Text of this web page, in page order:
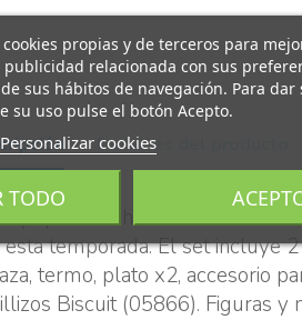
Detalles del producto
¡Son los hermanos de la
temporada. El set incluye
termo, plato x2, accesorio
Biscuit (05866). Figuras y
propias y de terceros para
relacionada con sus
sus hábitos de navegación. Para dar
su uso pulse el botón Acepto.
Personalizar cookies
TODO